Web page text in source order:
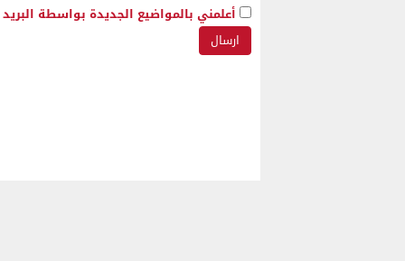
أعلمني بالمواضيع الجديدة بواسطة البريد